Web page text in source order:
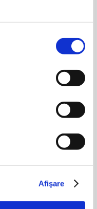
Afişare
Janet B. Pascal - Cine a fost
-30%